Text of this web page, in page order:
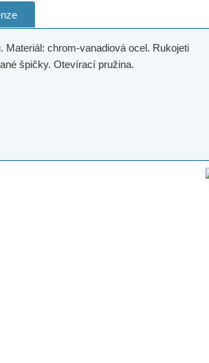
Materiál: chrom-vanadiová ocel. Rukojeti
špičky. Otevírací pružina.